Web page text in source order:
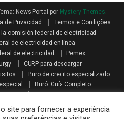
News Portal por Mystery Themes.
de Privacidad
Termos e Condições
la comisión federal de electricidad
de electricidad en línea
de electricidad
Pemex
CURP para descargar
Buro de credito especializado
Buró: Guía Completo
Aguinaldo por Ley
Aguinaldo
vacacional
Primas vacacionales
site para fornecer a experiência